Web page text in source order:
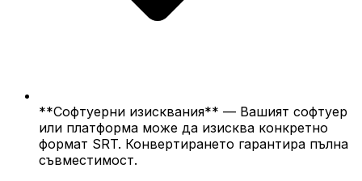
**Софтуерни изисквания** — Вашият софтуер
или платформа може да изисква конкретно
формат SRT. Конвертирането гарантира пълна
съвместимост.